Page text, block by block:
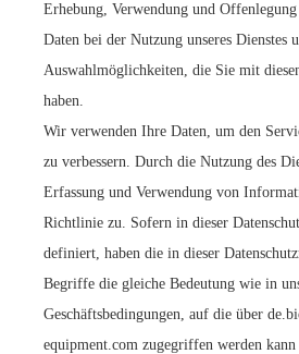
Erhebung, Verwendung und Offenlegung
Daten bei der Nutzung unseres Dienstes
Auswahlmöglichkeiten, die Sie mit
haben.
Wir verwenden Ihre Daten, um den
zu verbessern. Durch die Nutzung des
Erfassung und Verwendung von
Richtlinie zu. Sofern in dieser
definiert, haben die in dieser
Begriffe die gleiche Bedeutung wie in
Geschäftsbedingungen, auf die über
equipment.com zugegriffen werden kann